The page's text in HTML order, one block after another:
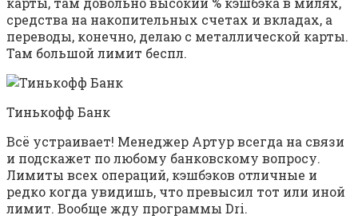
средства на накопительных счетах и вкладах, а
переводы, конечно, делаю с металлической карты.
Там большой лимит беспл.
Тинькофф Банк
Всё устраивает! Менеджер Артур всегда на связи
и подскажет по любому банковскому вопросу.
Лимиты всех операций, кэшбэков отличные и
редко когда увидишь, что превысил тот или иной
лимит. Вообще жду программы Dri.